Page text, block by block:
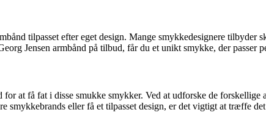
tilpasset efter eget design. Mange smykkedesignere tilbyder
Jensen armbånd på tilbud, får du et unikt smykke, der passer
at få fat i disse smukke smykker. Ved at udforske de
smykkebrands eller få et tilpasset design, er det vigtigt at træffe